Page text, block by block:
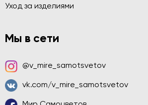
Уход за изделиями
Мы в сети
@v_mire_samotsvetov
vk.com/v_mire_samotsvetov